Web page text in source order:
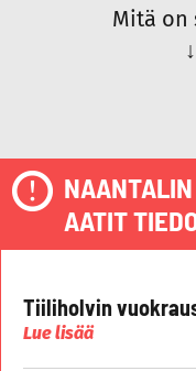
Mitä on
↓
AATIT
Tiiliholvin
Lue lisää